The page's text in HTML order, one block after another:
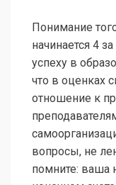
Понимание
начинается 4
успеху в
что в оценках
отношение к
вопросы, не
помните: ваша